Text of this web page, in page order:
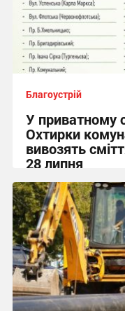
Благоустрій
У приватному
Охтирки
вивозять
28 липня
19:55, 27.07.2026